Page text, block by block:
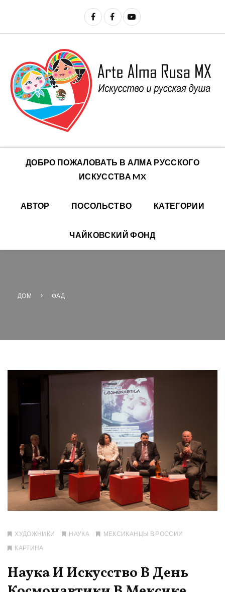
ДОБРО ПОЖАЛОВАТЬ В АЛМА РУССКОГО
ИСКУССТВА MX
АВТОР ПОСОЛЬСТВО КАТЕГОРИИ
ЧАЙКОВСКИЙ ФОНД
ДОМ ФАД
ХУДОЖНИКИ НАУКА
МЕКСИКАНЦЫ В РОССИИ
КАРТИНА
Наука И Искусство В День